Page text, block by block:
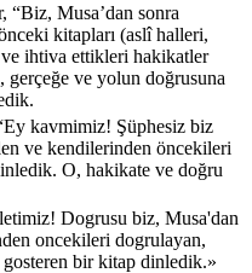
“Biz, Musa’dan sonra
kitapları (aslî halleri,
ihtiva ettikleri hakikatler
gerçeğe ve yolun doğrusuna
kavmimiz! Şüphesiz biz
ve kendilerinden öncekileri
O, hakikate ve doğru
Dogrusu biz, Musa'dan
oncekileri dogrulayan,
bir kitap dinledik.»